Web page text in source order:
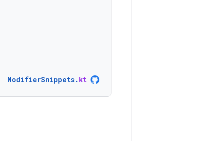
ModifierSnippets. kt